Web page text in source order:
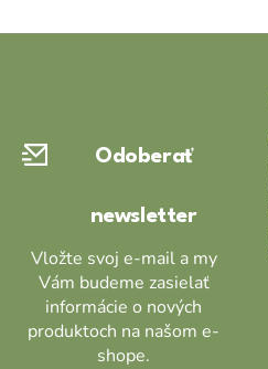
Odoberať
newsletter
Vložte svoj e-mail a my
Vám budeme zasielať
informácie o nových
produktoch na našom e-
shope.